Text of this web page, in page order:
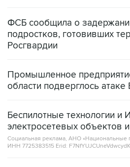
ФСБ сообщила о
подростков, готовивших
Росгвардии
Промышленное
области подверглось
Беспилотные технологии и
электросетевых объектов
Социальная реклама, АНО «Национальные
ИНН 7725383515 Erid: